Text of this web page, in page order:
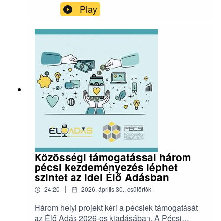
Oknyomozó mentorprogram(2:15) Elszámoltatás
Tisza- és Pécs-módra(8:45) Mi lesz most a helyi
Fidesszel?(14:10) Raboknak csinál majd újságot
Hoppál Hunor és tsa?(16:35)
propaganda(19:25) Kinek add az 1%-ot?Erről a
hírlevélről beszélgettünk, ahol az adásban
említett linkek is megtalálhatóak:
https://mecsekimuzli.com/240/
Play
Közösségi támogatással három
pécsi kezdeményezés léphet
szintet az idei Élő Adásban
24:20 | 2026. április 30., csütörtök
Három helyi projekt kéri a pécsiek támogatását
az Élő Adás 2026-os kiadásában. A Pécsi